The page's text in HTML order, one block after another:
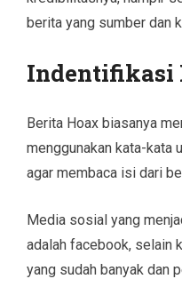
berita yang sumber dan
Indentifikasi
Berita Hoax biasanya
menggunakan kata-kata
agar membaca isi dari
Media sosial yang
adalah facebook, selain
yang sudah banyak dan